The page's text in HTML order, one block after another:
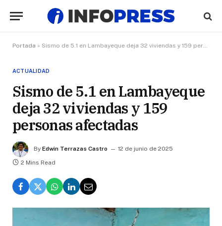
Portada » Sismo de 5.1 en Lambayeque deja 32 viviendas y 159 personas afectadas
ACTUALIDAD
Sismo de 5.1 en Lambayeque
deja 32 viviendas y 159
personas afectadas
By Edwin Terrazas Castro
12 de junio de 2025
2 Mins Read